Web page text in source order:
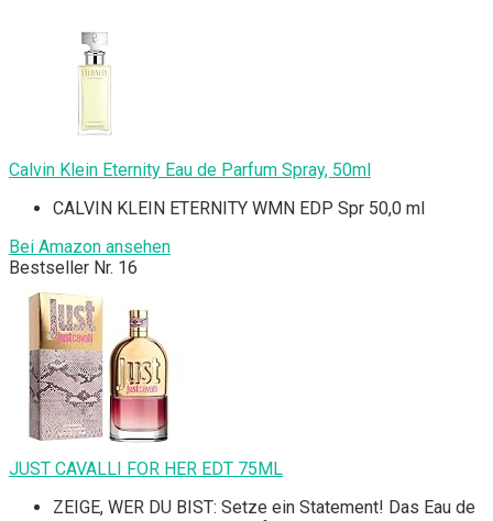
Calvin Klein Eternity Eau de Parfum Spray, 50ml
CALVIN KLEIN ETERNITY WMN EDP Spr 50,0 ml
Bei Amazon ansehen
Bestseller Nr. 16
JUST CAVALLI FOR HER EDT 75ML
ZEIGE, WER DU BIST: Setze ein Statement! Das Eau de